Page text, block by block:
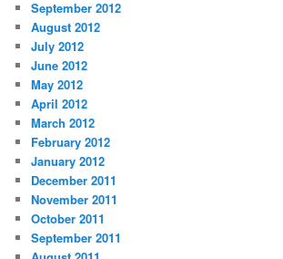
September 2012
August 2012
July 2012
June 2012
May 2012
April 2012
March 2012
February 2012
January 2012
December 2011
November 2011
October 2011
September 2011